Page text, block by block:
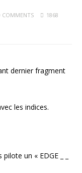
COMMENTS
1868
dernier fragment
les indices.
un « EDGE _ _